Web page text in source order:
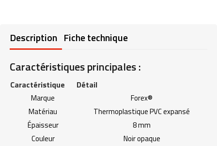
Description Fiche technique
Caractéristiques principales :
Caractéristique Détail
Marque
Forex®
Matériau
Thermoplastique PVC expansé
Épaisseur
8 mm
Couleur
Noir opaque